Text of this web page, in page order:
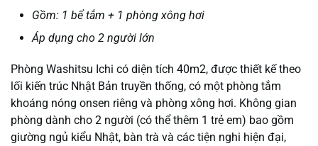
Gồm: 1 bể tắm + 1 phòng xông hơi
Áp dụng cho 2 người lớn
Phòng Washitsu Ichi có diện tích 40m2, được thiết kế theo
lối kiến trúc Nhật Bản truyền thống, có một phòng tắm
khoáng nóng onsen riêng và phòng xông hơi. Không gian
phòng dành cho 2 người (có thể thêm 1 trẻ em) bao gồm
giường ngủ kiểu Nhật, bàn trà và các tiện nghi hiện đại,